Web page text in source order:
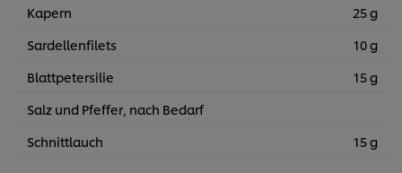
Kapern
25 g
Sardellenfilets
10 g
Blattpetersilie
15 g
Salz und Pfeffer, nach Bedarf
Schnittlauch
15 g